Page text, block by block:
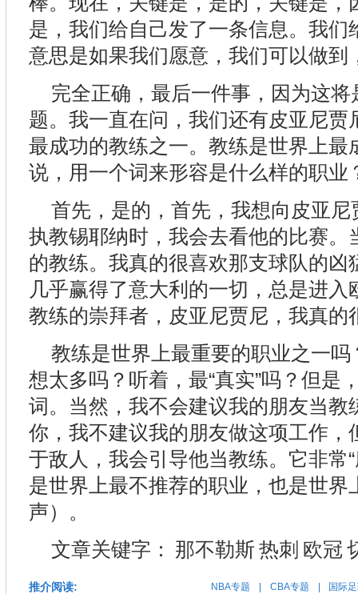
是，我们给自己发了一条信息。我们
意思是如果我们愿意，我们可以做到
完全正确，最后一件事，因为这
题。我一直在问，我们还有皮亚尼贾
最成功的教练之一。教练是世界上最
说，用一个词来形容是什么样的职业
首先，是的，首先，我想向皮亚
执教锡耶纳时，我会去看他的比赛。
的教练。我真的很喜欢那支球队的凶
几乎赢得了意大利的一切，总是进
教练的崇拜者，皮亚尼贾尼，我真的
教练是世界上最重要的职业之一
想太多吗？听着，最“真实”吗？但是
词。当然，我不会建议我的朋友当教
你，我不建议我的朋友做这项工作，
于敌人，我会引导他当教练。它非常
是世界上最不推荐的职业，也是世界
声）。
文章关键字：
那不勒斯热刺 欧冠
推介阅读: NBA专题 CBA专题 国际